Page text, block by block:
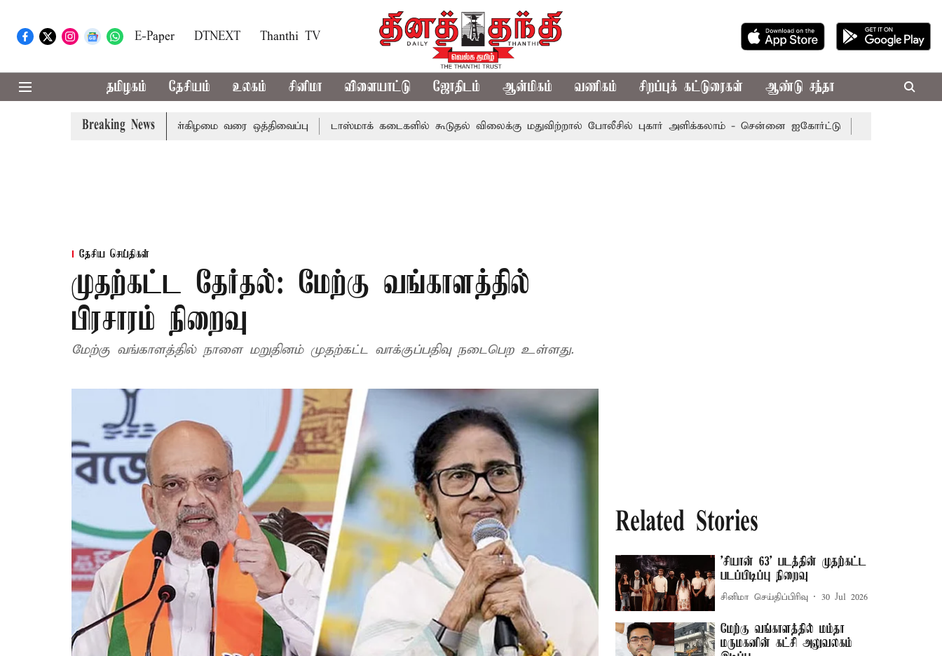
E-Paper DTNEXT Thanthi TV
தமிழகம் தேசியம் உலகம் சினிமா விளையாட்டு ஜோதிடம் ஆன்மிகம் வணிகம் சிறப்புக் கட்டுரைகள் ஆண்டு சந்தா
Breaking News
அவைகளுக்கும் திங்கள்கிழமை வரை ஒத்திவைப்பு டாஸ்மாக் கடைகளில் கூடுதல் விலைக்கு மதுவிற்றால் போலீசில் புகார் அளிக்கலாம் - சென்னை ஐகோர்ட்டு புதுச்சேரி
தேசிய செய்திகள்
முதற்கட்ட தேர்தல்: மேற்கு வங்காளத்தில்
பிரசாரம் நிறைவு
மேற்கு வங்காளத்தில் நாளை மறுதினம் முதற்கட்ட வாக்குப்பதிவு நடைபெற உள்ளது.
Related Stories
'சியான் 63' படத்தின் முதற்கட்ட
படப்பிடிப்பு நிறைவு
சினிமா செய்திப்பிரிவு 30 Jul 2026
மேற்கு வங்காளத்தில் மம்தா
மருமகனின் கட்சி அலுவலகம்